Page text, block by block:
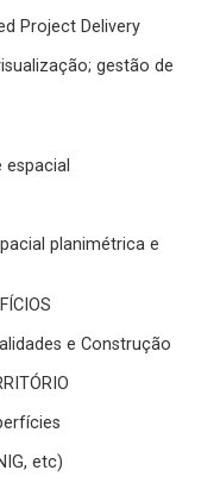
Project Delivery
gestão de
espacial
planimétrica e
e Construção
etc)